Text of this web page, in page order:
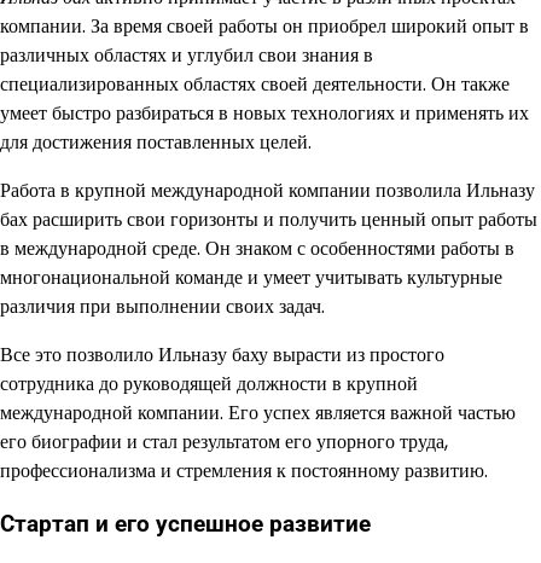
компании. За время своей работы он приобрел широкий опыт в
различных областях и углубил свои знания в
специализированных областях своей деятельности. Он также
умеет быстро разбираться в новых технологиях и применять их
для достижения поставленных целей.
Работа в крупной международной компании позволила Ильназу
бах расширить свои горизонты и получить ценный опыт работы
в международной среде. Он знаком с особенностями работы в
многонациональной команде и умеет учитывать культурные
различия при выполнении своих задач.
Все это позволило Ильназу баху вырасти из простого
сотрудника до руководящей должности в крупной
международной компании. Его успех является важной частью
его биографии и стал результатом его упорного труда,
профессионализма и стремления к постоянному развитию.
Стартап и его успешное развитие